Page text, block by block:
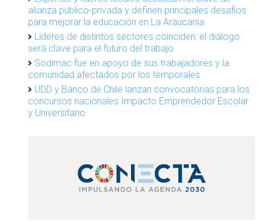
alianza público-privada y definen principales desafíos
para mejorar la educación en La Araucanía
Líderes de distintos sectores coinciden: el diálogo
será clave para el futuro del trabajo
Sodimac fue en apoyo de sus trabajadores y la
comunidad afectados por los temporales
UDD y Banco de Chile lanzan convocatorias para los
concursos nacionales Impacto Emprendedor Escolar
y Universitario